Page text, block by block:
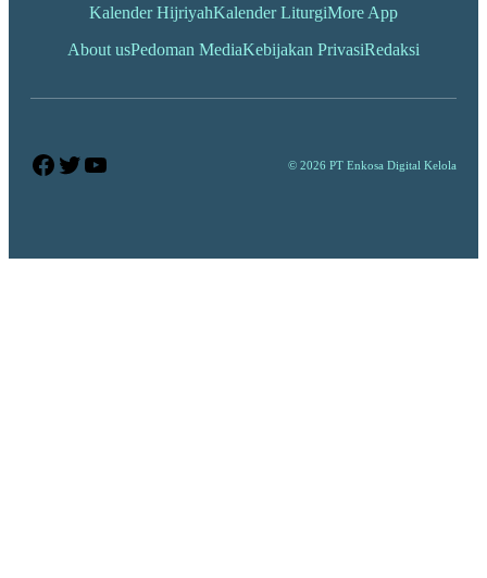
Kalender HijriyahKalender LiturgiMore App
About usPedoman MediaKebijakan PrivasiRedaksi
Facebook
Twitter
YouTube © 2026 PT Enkosa Digital Kelola